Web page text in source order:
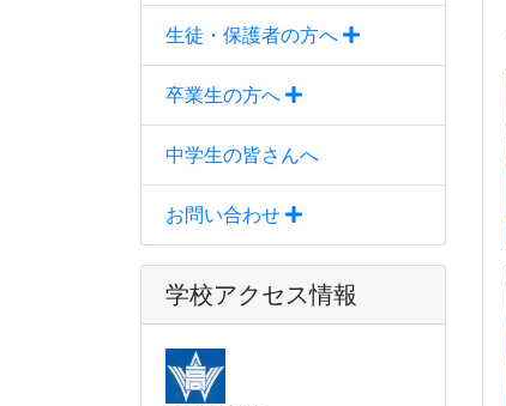
生徒・保護者の方へ
卒業生の方へ
中学生の皆さんへ
お問い合わせ
学校アクセス情報